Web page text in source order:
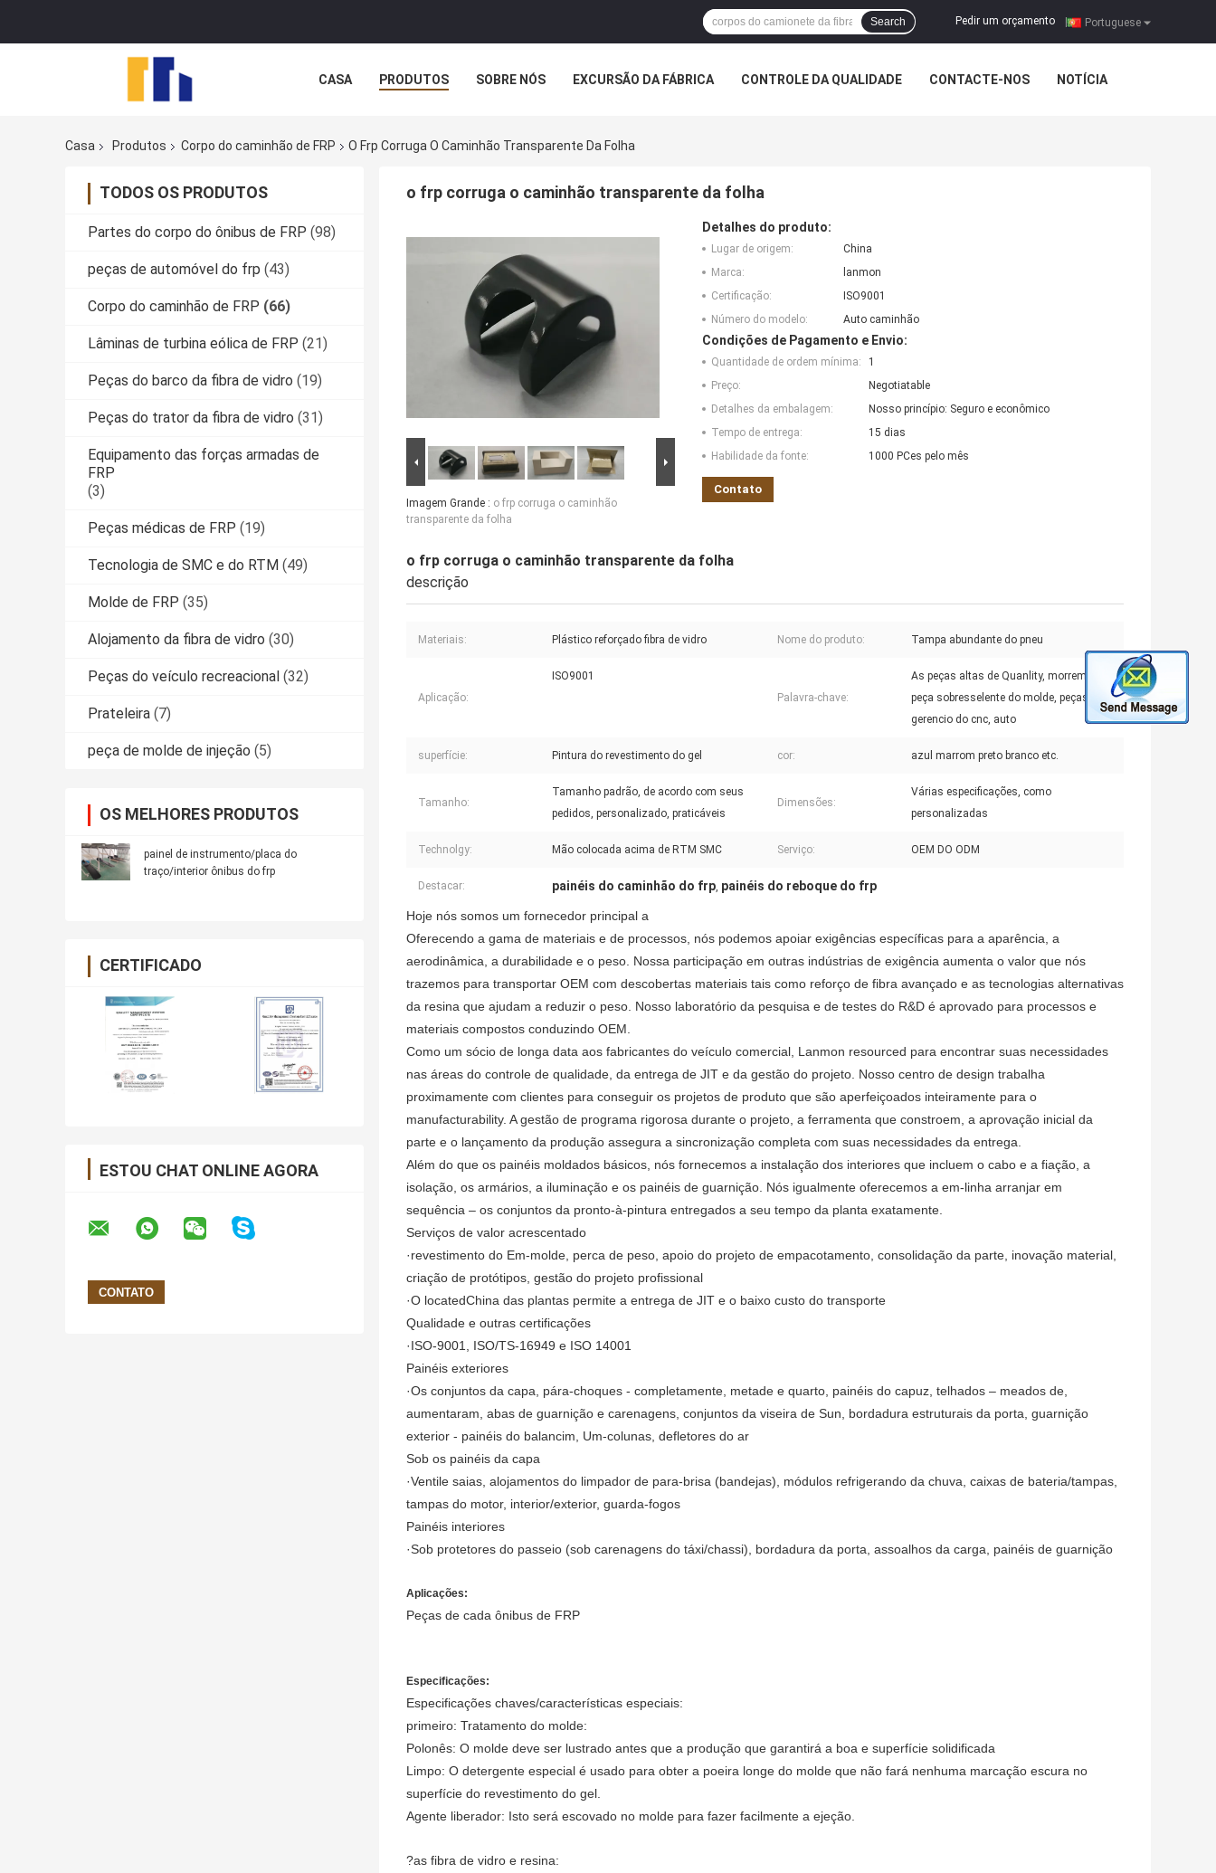
Portuguese
Pedir um orçamento |
Search
CASA PRODUTOS SOBRE NÓS EXCURSÃO DA FÁBRICA CONTROLE DA QUALIDADE CONTACTE-NOS NOTÍCIA
Casa Produtos Corpo do caminhão de FRP O Frp Corruga O Caminhão Transparente Da Folha
TODOS OS PRODUTOS
Partes do corpo do ônibus de FRP (98)
peças de automóvel do frp (43)
Corpo do caminhão de FRP (66)
Lâminas de turbina eólica de FRP (21)
Peças do barco da fibra de vidro (19)
Peças do trator da fibra de vidro (31)
Equipamento das forças armadas de
FRP
(3)
Peças médicas de FRP (19)
Tecnologia de SMC e do RTM (49)
Molde de FRP (35)
Alojamento da fibra de vidro (30)
Peças do veículo recreacional (32)
Prateleira (7)
peça de molde de injeção (5)
OS MELHORES PRODUTOS
painel de instrumento/placa do
traço/interior ônibus do frp
CERTIFICADO
ESTOU CHAT ONLINE AGORA
o frp corruga o caminhão transparente da folha
Imagem Grande : o frp corruga o caminhão
transparente da folha
Detalhes do produto:
Lugar de origem:
China
Marca:
lanmon
Certificação:
ISO9001
Número do modelo:
Auto caminhão
Condições de Pagamento e Envio:
Quantidade de ordem mínima:
1
Preço:
Negotiatable
Detalhes da embalagem:
Nosso princípio: Seguro e econômico
Tempo de entrega:
15 dias
Habilidade da fonte:
1000 PCes pelo mês
Contato
o frp corruga o caminhão transparente da folha
descrição
Materiais: Plástico reforçado fibra de vidro Nome do produto: Tampa abundante do pneu
Aplicação:
ISO9001
Palavra-chave:
As peças altas de Quanlity, morrem auto
peça sobresselente do molde, peças de
gerencio do cnc, auto
superfície: Pintura do revestimento do gel cor: azul marrom preto branco etc.
Tamanho:
Tamanho padrão, de acordo com seus
pedidos, personalizado, praticáveis
Dimensões:
Várias especificações, como
personalizadas
Technolgy: Mão colocada acima de RTM SMC Serviço: OEM DO ODM
Destacar: painéis do caminhão do frp, painéis do reboque do frp
Hoje nós somos um fornecedor principal a
Oferecendo a gama de materiais e de processos, nós podemos apoiar exigências específicas para a aparência, a
aerodinâmica, a durabilidade e o peso. Nossa participação em outras indústrias de exigência aumenta o valor que nós
trazemos para transportar OEM com descobertas materiais tais como reforço de fibra avançado e as tecnologias alternativas
da resina que ajudam a reduzir o peso. Nosso laboratório da pesquisa e de testes do R&D é aprovado para processos e
materiais compostos conduzindo OEM.
Como um sócio de longa data aos fabricantes do veículo comercial, Lanmon resourced para encontrar suas necessidades
nas áreas do controle de qualidade, da entrega de JIT e da gestão do projeto. Nosso centro de design trabalha
proximamente com clientes para conseguir os projetos de produto que são aperfeiçoados inteiramente para o
manufacturability. A gestão de programa rigorosa durante o projeto, a ferramenta que constroem, a aprovação inicial da
parte e o lançamento da produção assegura a sincronização completa com suas necessidades da entrega.
Além do que os painéis moldados básicos, nós fornecemos a instalação dos interiores que incluem o cabo e a fiação, a
isolação, os armários, a iluminação e os painéis de guarnição. Nós igualmente oferecemos a em-linha arranjar em
sequência – os conjuntos da pronto-à-pintura entregados a seu tempo da planta exatamente.
Serviços de valor acrescentado
·revestimento do Em-molde, perca de peso, apoio do projeto de empacotamento, consolidação da parte, inovação material,
criação de protótipos, gestão do projeto profissional
·O locatedChina das plantas permite a entrega de JIT e o baixo custo do transporte
Qualidade e outras certificações
·ISO-9001, ISO/TS-16949 e ISO 14001
Painéis exteriores
·Os conjuntos da capa, pára-choques - completamente, metade e quarto, painéis do capuz, telhados – meados de,
aumentaram, abas de guarnição e carenagens, conjuntos da viseira de Sun, bordadura estruturais da porta, guarnição
exterior - painéis do balancim, Um-colunas, defletores do ar
Sob os painéis da capa
·Ventile saias, alojamentos do limpador de para-brisa (bandejas), módulos refrigerando da chuva, caixas de bateria/tampas,
tampas do motor, interior/exterior, guarda-fogos
Painéis interiores
·Sob protetores do passeio (sob carenagens do táxi/chassi), bordadura da porta, assoalhos da carga, painéis de guarnição
Aplicações:
Peças de cada ônibus de FRP
Especificações:
Especificações chaves/características especiais:
primeiro: Tratamento do molde:
Polonês: O molde deve ser lustrado antes que a produção que garantirá a boa e superfície solidificada
Limpo: O detergente especial é usado para obter a poeira longe do molde que não fará nenhuma marcação escura no
superfície do revestimento do gel.
Agente liberador: Isto será escovado no molde para fazer facilmente a ejeção.
?as fibra de vidro e resina: